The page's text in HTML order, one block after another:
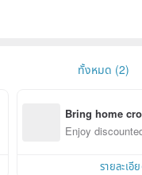
ทั้งหมด (2)
Bring home
n with ease
Enjoy
รายละเอี